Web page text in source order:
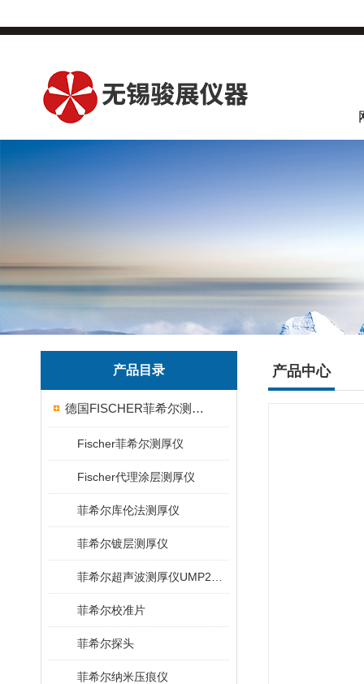
产品目录
德国FISCHER菲希尔测厚仪
Fischer菲希尔测厚仪
Fischer代理涂层测厚仪
菲希尔库伦法测厚仪
菲希尔镀层测厚仪
菲希尔校准片
菲希尔探头
菲希尔纳米压痕仪
产品中心